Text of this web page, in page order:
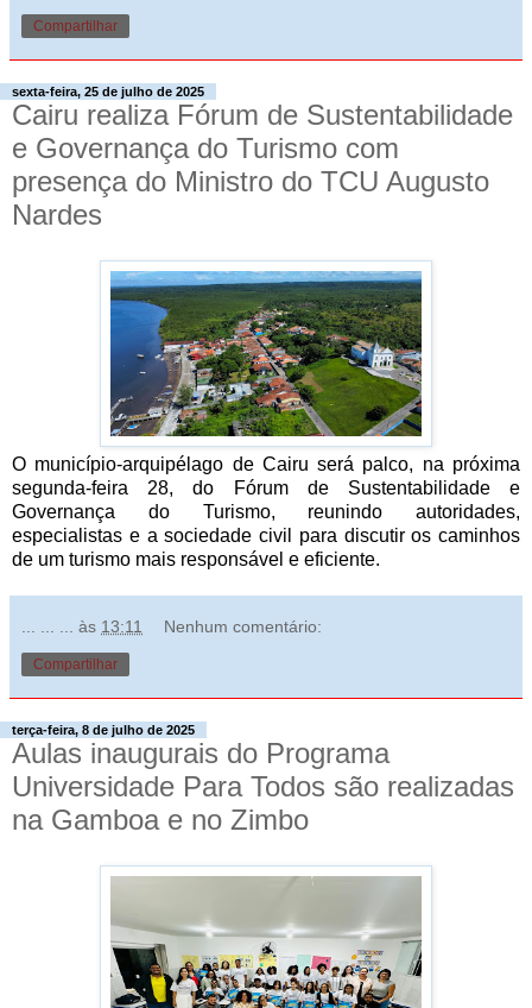
Compartilhar
sexta-feira, 25 de julho de 2025
Cairu realiza Fórum de Sustentabilidade
e Governança do Turismo com
presença do Ministro do TCU Augusto
Nardes
O município-arquipélago de Cairu será palco, na próxima
segunda-feira 28, do Fórum de Sustentabilidade e
Governança do Turismo, reunindo autoridades,
especialistas e a sociedade civil para discutir os caminhos
de um turismo mais responsável e eficiente.
às 13:11 Nenhum comentário:
Compartilhar
terça-feira, 8 de julho de 2025
Aulas inaugurais do Programa
Universidade Para Todos são realizadas
na Gamboa e no Zimbo